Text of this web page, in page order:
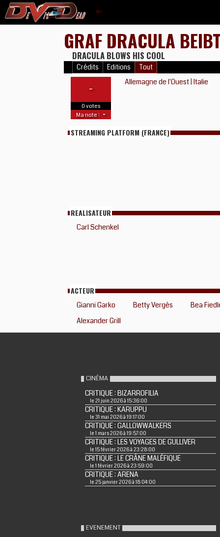
GRAF DRACULA
DRACULA BLOWS HIS COOL
Crédits Editions Tout
-
0 votes
Ma note : -
Allemagne de l'Ouest |Italie
STREAMING PLATFORM (FRANCE)
REALISATEUR
Carl Schenkel
ACTEUR
Gianni Garko Betty Vergès
Bea
Alexander Grill
CINÉMA
CRITIQUE : BIZARROFILIA
le 21 juin 2026 à 15:36:00
CRITIQUE : KARUPPU
le 31 mai 2026 à 19:17:00
CRITIQUE : GALLOWWALKERS
le 1 mars 2026 à 19:57:00
CRITIQUE : LES VOYAGES DE GULLIVER
le 15 février 2026 à 23:28:00
CRITIQUE : LE CRÂNE MALÉFIQUE
le 1 février 2026 à 23:59:00
CRITIQUE : ARENA
le 25 janvier 2026 à 18:04:00
EVENEMENT